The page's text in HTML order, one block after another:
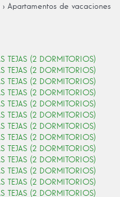
› Apartamentos de vacaciones